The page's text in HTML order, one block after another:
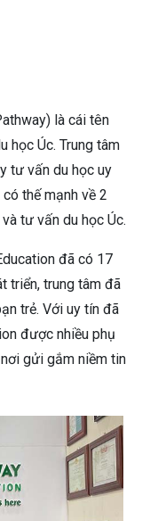
là cái tên
học Úc. Trung tâm
tư vấn du học uy
thế mạnh về 2
tư vấn du học Úc.
đã có 17
triển, trung tâm đã
trẻ. Với uy tín đã
được nhiều phụ
gửi gắm niềm tin